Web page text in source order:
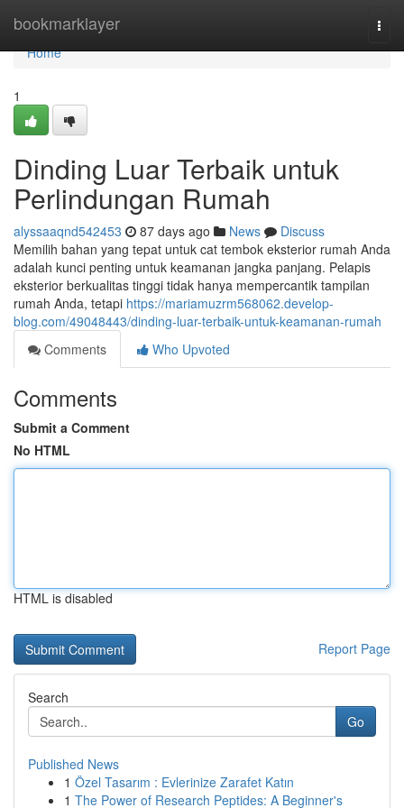
bookmarklayer
Home
Home
1
Dinding Luar Terbaik untuk
Perlindungan Rumah
alyssaaqnd542453 87 days ago News
Discuss
Memilih bahan yang tepat untuk cat tembok eksterior rumah Anda
adalah kunci penting untuk keamanan jangka panjang. Pelapis
eksterior berkualitas tinggi tidak hanya mempercantik tampilan
rumah Anda, tetapi https://mariamuzrm568062.develop-
blog.com/49048443/dinding-luar-terbaik-untuk-keamanan-rumah
Comments
Who Upvoted
Comments
Submit a Comment
No HTML
HTML is disabled
Report Page
Search
Go
Published News
1 Özel Tasarım : Evlerinize Zarafet Katın
1 The Power of Research Peptides: A Beginner's